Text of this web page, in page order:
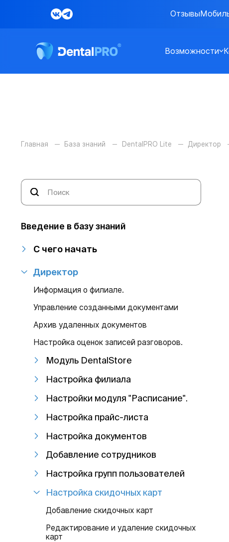
Отзывы
Возможности
Главная База знаний DentalPRO Lite Директор
Введение в базу знаний
С чего начать
Директор
Информация о филиале.
Управление созданными документами
Архив удаленных документов
Настройка оценок записей разговоров.
Модуль DentalStore
Настройка филиала
Настройки модуля "Расписание".
Настройка прайс-листа
Настройка документов
Добавление сотрудников
Настройка групп пользователей
Настройка скидочных карт
Добавление скидочных карт
Редактирование и удаление скидочных
карт